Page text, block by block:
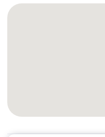
ulice ⦿ výborná dostupnost
Fotografie aktuální.